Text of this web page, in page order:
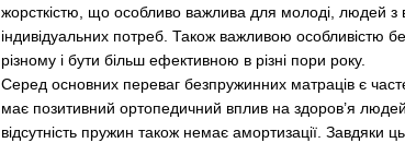
жорсткістю, що особливо важлива для молоді, людей з
індивідуальних потреб. Також важливою особливістю
різному і бути більш ефективною в різні пори року.
Серед основних переваг безпружинних матраців є
має позитивний ортопедичний вплив на здоров’я
відсутність пружин також немає амортизації. Завдяки